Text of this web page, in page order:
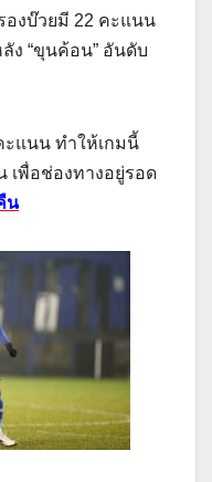
องบ๊วยมี 22 คะแนน
ง “ขุนค้อน” อันดับ
ะแนน ทำให้เกมนี้
เพื่อช่องทางอยู่รอด
น